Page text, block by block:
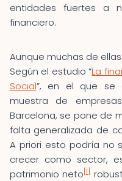
entidades fuertes a
financiero.
Aunque muchas de
Según el estudio “La
Social”, en el que se
muestra de
Barcelona, se pone de
falta generalizada de
A priori esto podría no
crecer como sector,
patrimonio neto[1]